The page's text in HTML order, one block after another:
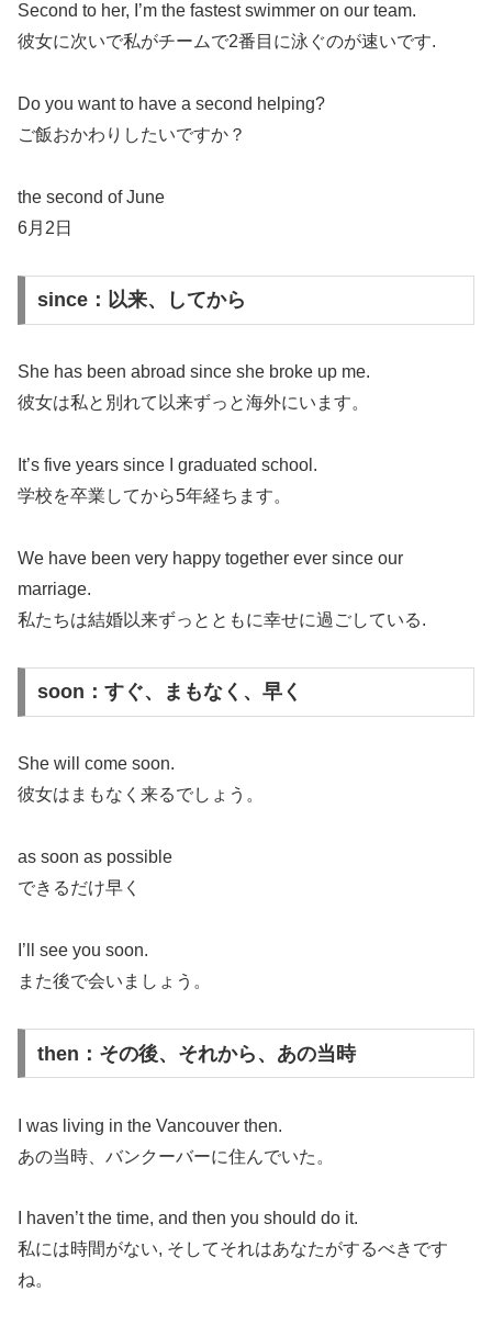
Second to her, I’m the fastest swimmer on our team.
彼女に次いで私がチームで2番目に泳ぐのが速いです.
Do you want to have a second helping?
ご飯おかわりしたいですか？
the second of June
6月2日
since：以来、してから
She has been abroad since she broke up me.
彼女は私と別れて以来ずっと海外にいます。
It’s five years since I graduated school.
学校を卒業してから5年経ちます。
We have been very happy together ever since our
marriage.
私たちは結婚以来ずっとともに幸せに過ごしている.
soon：すぐ、まもなく、早く
She will come soon.
彼女はまもなく来るでしょう。
as soon as possible
できるだけ早く
I’ll see you soon.
また後で会いましょう。
then：その後、それから、あの当時
I was living in the Vancouver then.
あの当時、バンクーバーに住んでいた。
I haven’t the time, and then you should do it.
私には時間がない, そしてそれはあなたがするべきです
ね。